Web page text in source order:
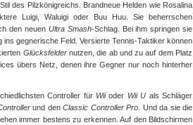
des Pilzkönigreichs. Brandneue Helden wie Rosalina
Luigi, Waluigi oder Buu Huu. Sie beherrschen
den neuen Ultra Smash-Schlag. Bei ihm springen sie
gegnerische Feld. Versierte Tennis-Taktiker können
Glücksfelder nutzen, die ab und zu auf dem Platz
übers Netz, denen ihre Gegner nur noch hinterher
Controller für Wii oder Wii U als Schläger
und den Classic Controller Pro . Und da sie die
immer bestens zu erkennen. Auf den Bildschirmen